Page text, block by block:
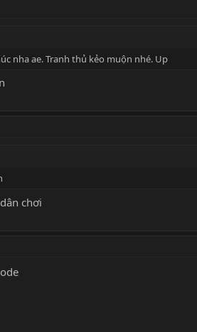
nha ae. Tranh thủ kẻo muộn nhé. Up
chơi